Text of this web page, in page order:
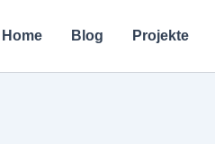
Home Blog Projekte